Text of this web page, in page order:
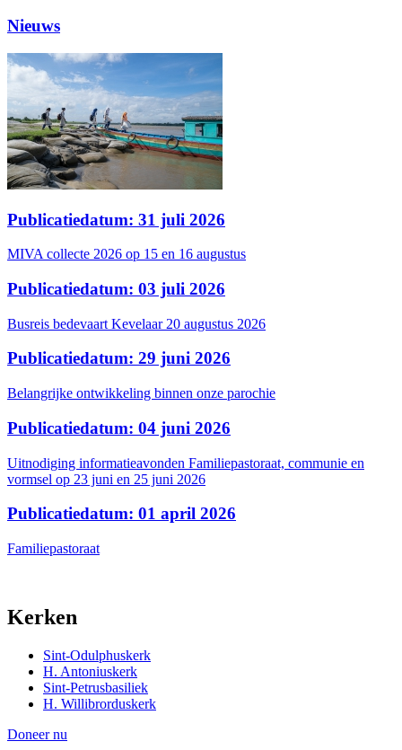
Nieuws
Publicatiedatum: 31 juli 2026
MIVA collecte 2026 op 15 en 16 augustus
Publicatiedatum: 03 juli 2026
Busreis bedevaart Kevelaar 20 augustus 2026
Publicatiedatum: 29 juni 2026
Belangrijke ontwikkeling binnen onze parochie
Publicatiedatum: 04 juni 2026
Uitnodiging informatieavonden Familiepastoraat, communie en
vormsel op 23 juni en 25 juni 2026
Publicatiedatum: 01 april 2026
Familiepastoraat
Kerken
Sint-Odulphuskerk
H. Antoniuskerk
Sint-Petrusbasiliek
H. Willibrorduskerk
Doneer nu